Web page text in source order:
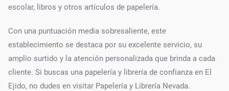
escolar, libros y otros artículos de papelería.
Con una puntuación media sobresaliente, este
establecimiento se destaca por su excelente servicio, su
amplio surtido y la atención personalizada que brinda a cada
cliente. Si buscas una papelería y librería de confianza en El
Ejido, no dudes en visitar Papelería y Librería Nevada.